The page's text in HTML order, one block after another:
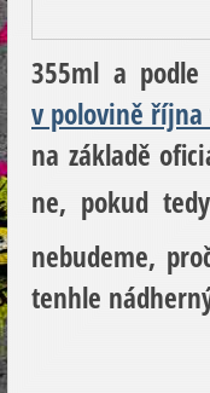
355ml a
v polovině
na základě
ne, pokud
nebudeme,
tenhle